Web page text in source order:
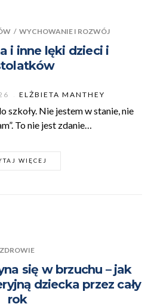
/ WYCHOWANIE I ROZWÓJ
i inne lęki dzieci i
ELŻBIETA MANTHEY
szkoły. Nie jestem w stanie, nie
To nie jest zdanie…
WIĘCEJ
ZDROWIE
się w brzuchu – jak
dziecka przez cały
rok